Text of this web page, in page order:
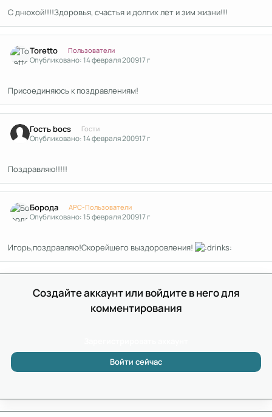
С днюхой!!!!Здоровья, счастья и долгих лет и зим жизни!!!
Toretto Пользователи
Опубликовано:14 февраля 200917 г
Присоединяюсь к поздравлениям!
Гость bocs Гости
Опубликовано:14 февраля 200917 г
Поздравляю!!!!!
Борода APC-Пользователи
Опубликовано:15 февраля 200917 г
Игорь,поздравляю!Скорейшего выздоровления!
Создайте аккаунт или войдите в него для
комментирования
Войти сейчас